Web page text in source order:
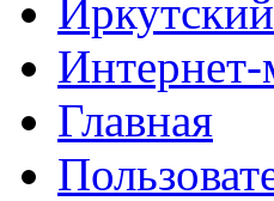
Интернет-
Главная